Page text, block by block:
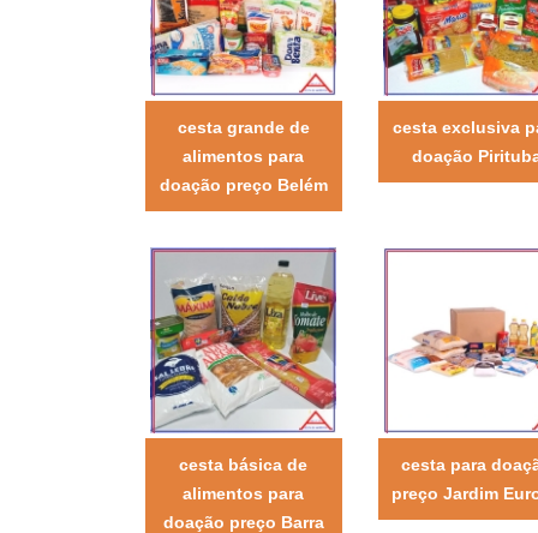
cesta grande de
alimentos para
doação preço Belém
cesta exclusiva
doação
cesta básica de
alimentos para
doação preço Barra
cesta para
preço Jardim